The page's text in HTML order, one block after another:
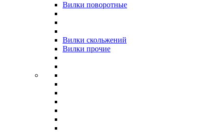
Вилки поворотные
Вилки скольжений
Вилки прочие